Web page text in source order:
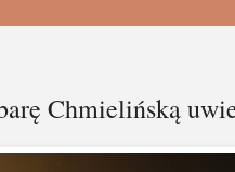
Chmielińską